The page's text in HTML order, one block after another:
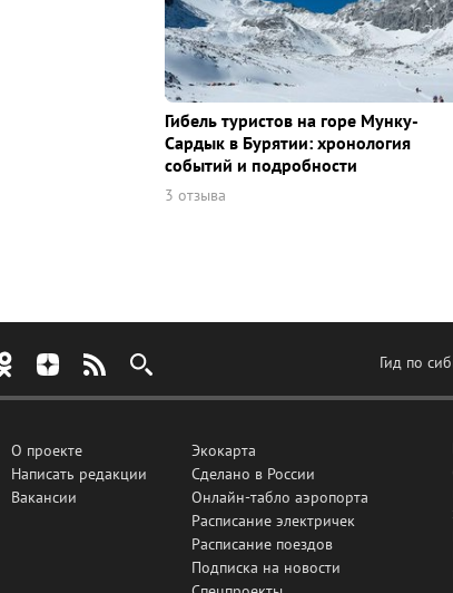
Гибель туристов на горе Мунку-
Сардык в Бурятии: хронология
событий и подробности
3 отзыва
Гид по
О проекте
Написать редакции
Вакансии
Экокарта
Сделано в России
Онлайн-табло аэропорта
Расписание электричек
Расписание поездов
Подписка на новости